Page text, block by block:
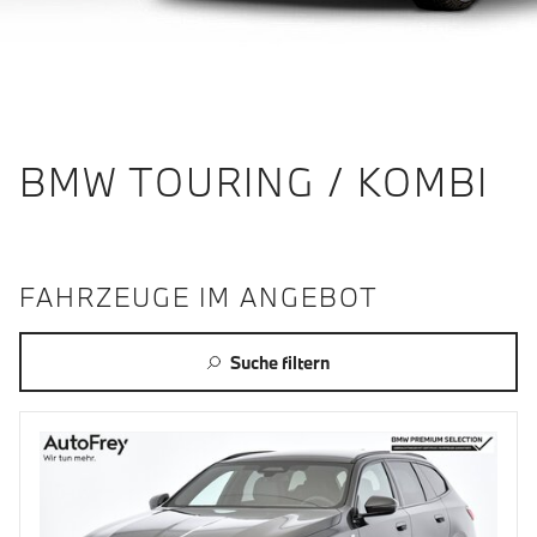
BMW TOURING / KOMBI
FAHRZEUGE IM ANGEBOT
Suche filtern